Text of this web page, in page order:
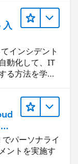
入
インシデント
動化して、IT
る方法を学習
パーソナライ
ントを実施す